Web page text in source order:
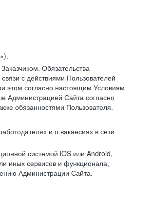
Обязательства
с действиями Пользователей
этом согласно настоящим Условиям
Администрацией Сайта согласно
обязанностями Пользователя.
и о вакансиях в сети
системой iOS или Android,
иных сервисов и функционала,
Администрации Сайта.